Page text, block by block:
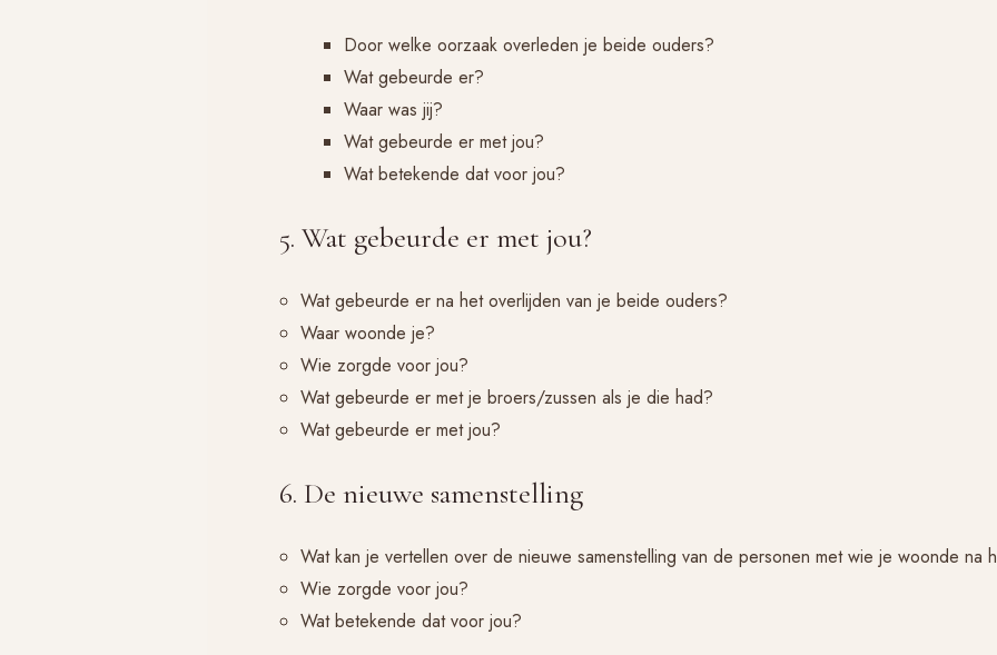
Door welke oorzaak overleden je beide ouders?
Wat gebeurde er?
Waar was jij?
Wat gebeurde er met jou?
Wat betekende dat voor jou?
5. Wat gebeurde er met jou?
Wat gebeurde er na het overlijden van je beide ouders?
Waar woonde je?
Wie zorgde voor jou?
Wat gebeurde er met je broers/zussen als je die had?
Wat gebeurde er met jou?
6. De nieuwe samenstelling
Wat kan je vertellen over de nieuwe samenstelling van de personen met wie je woonde na
Wie zorgde voor jou?
Wat betekende dat voor jou?